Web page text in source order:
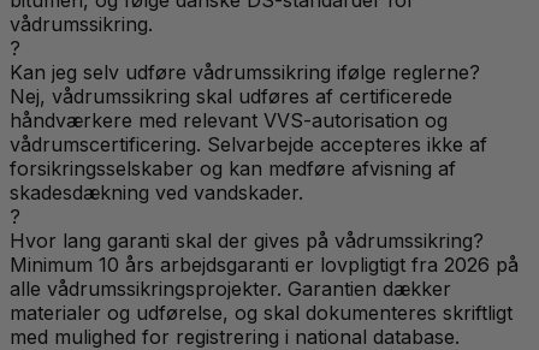
vådrumssikring.
?
Kan jeg selv udføre vådrumssikring ifølge reglerne?
Nej, vådrumssikring skal udføres af certificerede
håndværkere med relevant VVS-autorisation og
vådrumscertificering. Selvarbejde accepteres ikke af
forsikringsselskaber og kan medføre afvisning af
skadesdækning ved vandskader.
?
Hvor lang garanti skal der gives på vådrumssikring?
Minimum 10 års arbejdsgaranti er lovpligtigt fra 2026 på
alle vådrumssikringsprojekter. Garantien dækker
materialer og udførelse, og skal dokumenteres skriftligt
med mulighed for registrering i national database.